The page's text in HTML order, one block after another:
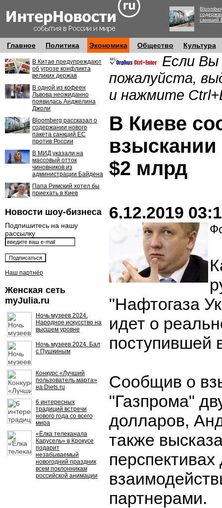
санкций
Главное Политика Экономика Общество Культура
В Китае предупреждают
об угрозе конфликта
великих держав
В одной из кофеен
Львова неожиданно
появилась Анджелина
Джоли
Bloomberg рассказал о
содержании нового
пакета санкций ЕС
против России
В МИД указали на
массовый отток
чиновников из
администрации Байдена
Папа Римский хотел бы
приехать в Киев
Новости шоу-бизнеса
Подпишитесь на нашу
рассылку
Наш партнёр
Женская сеть
myJulia.ru
Ночь музеев 2024.
Народное искусство на
высшем уровне
Ночь музеев 2024. Бал
с Пушкиным
Конкурс «Лучший
пользователь марта»
на Diets.ru
6 интересных
традиций встречи
нового года со всего
мира
«Ёлка телеканала
Карусель» в Крокусе
подарит
незабываемый
новогодний праздник
всем поклонникам
российской анимации
Если Вы
пожалуйста,
и нажмите
В Киеве
взыскании
$2 млрд
6.12.2019
"Нафтогаза
идет о
поступившей
Сообщив о
"Газпрома"
долларов,
также
партнерами.